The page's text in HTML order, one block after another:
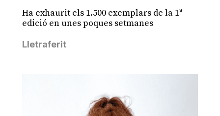
Ha exhaurit els 1.500 exemplars de la 1ª
edició en unes poques setmanes
Lletraferit